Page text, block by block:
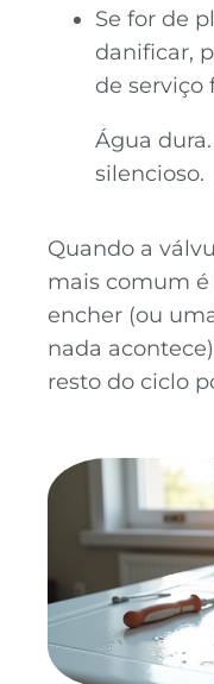
Se for de
danificar,
de serviço
Água
silencioso.
Quando a
mais comum
encher (ou
nada
resto do ciclo